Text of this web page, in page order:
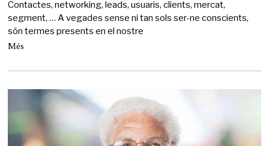
d
e
m
2
0
1
Contactes, networking, leads, usuaris, clients, mercat,
segment, … A vegades sense ni tan sols ser-ne conscients,
són termes presents en el nostre
Més